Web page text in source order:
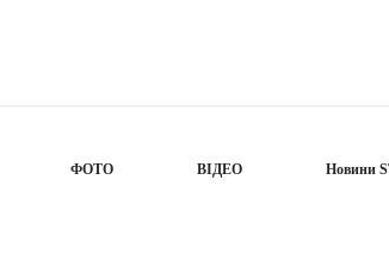
ФОТО ВІДЕО Новини